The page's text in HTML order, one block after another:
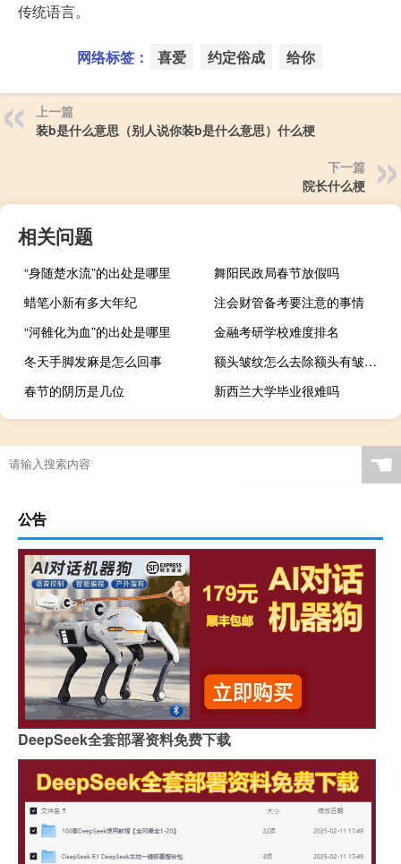
传统语言。
网络标签： 喜爱 约定俗成 给你
上一篇
装b是什么意思（别人说你装b是什么意思）什么梗
下一篇
院长什么梗
相关问题
“身随楚水流”的出处是哪里
舞阳民政局春节放假吗
蜡笔小新有多大年纪
注会财管备考要注意的事情
“河雒化为血”的出处是哪里
金融考研学校难度排名
冬天手脚发麻是怎么回事
额头皱纹怎么去除额头有皱纹怎么办（额头皱纹怎么去除）
春节的阴历是几位
新西兰大学毕业很难吗
☚
公告
DeepSeek全套部署资料免费下载